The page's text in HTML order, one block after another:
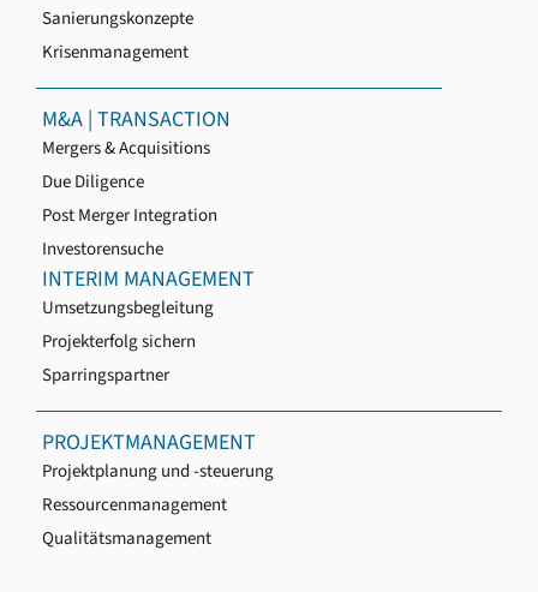
Sanierungskonzepte
Krisenmanagement
M&A | TRANSACTION
Mergers & Acquisitions
Due Diligence
Post Merger Integration
Investorensuche
INTERIM MANAGEMENT
Umsetzungsbegleitung
Projekterfolg sichern
Sparringspartner
PROJEKTMANAGEMENT
Projektplanung und -steuerung
Ressourcenmanagement
Qualitätsmanagement